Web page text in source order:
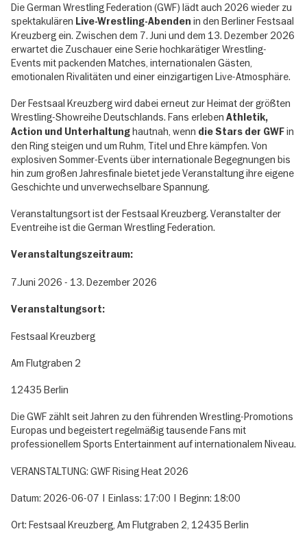
Die German Wrestling Federation (GWF) lädt auch 2026 wieder zu
spektakulären Live-Wrestling-Abenden in den Berliner Festsaal
Kreuzberg ein. Zwischen dem 7. Juni und dem 13. Dezember 2026
erwartet die Zuschauer eine Serie hochkarätiger Wrestling-
Events mit packenden Matches, internationalen Gästen,
emotionalen Rivalitäten und einer einzigartigen Live-Atmosphäre.
Der Festsaal Kreuzberg wird dabei erneut zur Heimat der größten
Wrestling-Showreihe Deutschlands. Fans erleben Athletik,
Action und Unterhaltunghautnah, wenn die Stars der GWFin
den Ring steigen und um Ruhm, Titel und Ehre kämpfen. Von
explosiven Sommer-Events über internationale Begegnungen bis
hin zum großen Jahresfinale bietet jede Veranstaltung ihre eigene
Geschichte und unverwechselbare Spannung.
Veranstaltungsort ist der Festsaal Kreuzberg. Veranstalter der
Eventreihe ist die German Wrestling Federation.
Veranstaltungszeitraum:
7.Juni 2026 - 13. Dezember 2026
Veranstaltungsort:
Festsaal Kreuzberg
Am Flutgraben 2
12435 Berlin
Die GWF zählt seit Jahren zu den führenden Wrestling-Promotions
Europas und begeistert regelmäßig tausende Fans mit
professionellem Sports Entertainment auf internationalem Niveau.
VERANSTALTUNG: GWF Rising Heat 2026
Datum: 2026-06-07 | Einlass: 17:00 | Beginn: 18:00
Ort: Festsaal Kreuzberg, Am Flutgraben 2, 12435 Berlin